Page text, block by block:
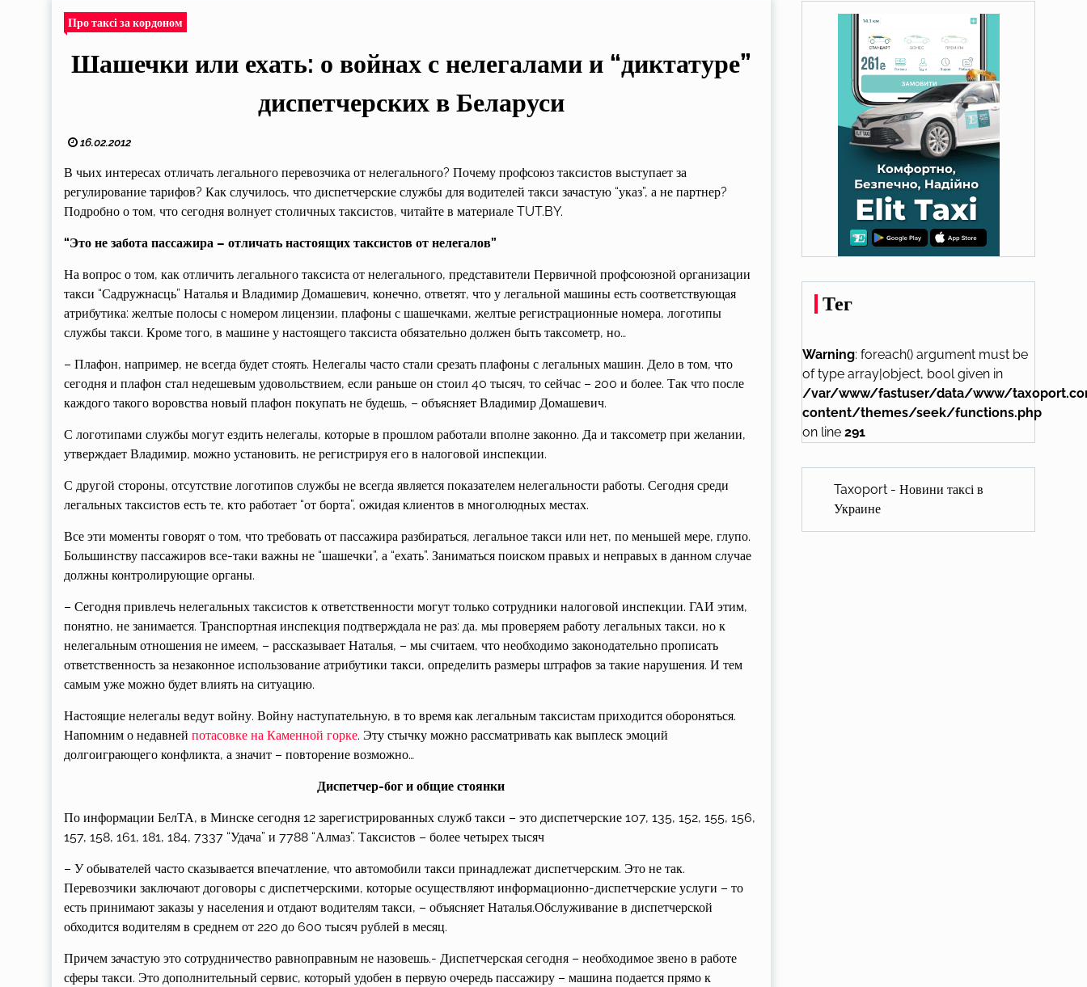
Про таксі за кордоном
Шашечки или ехать: о войнах с нелегалами и “диктатуре”
диспетчерских в Беларуси
16.02.2012
В чьих интересах отличать легального перевозчика от нелегального? Почему профсоюз таксистов выступает за
регулирование тарифов? Как случилось, что диспетчерские службы для водителей такси зачастую “указ”, а не партнер?
Подробно о том, что сегодня волнует столичных таксистов, читайте в материале TUT.BY.
“Это не забота пассажира – отличать настоящих таксистов от нелегалов”
На вопрос о том, как отличить легального таксиста от нелегального, представители Первичной профсоюзной организации
такси “Садружнасць” Наталья и Владимир Домашевич, конечно, ответят, что у легальной машины есть соответствующая
атрибутика: желтые полосы с номером лицензии, плафоны с шашечками, желтые регистрационные номера, логотипы
службы такси. Кроме того, в машине у настоящего таксиста обязательно должен быть таксометр, но…
– Плафон, например, не всегда будет стоять. Нелегалы часто стали срезать плафоны с легальных машин. Дело в том, что
сегодня и плафон стал недешевым удовольствием, если раньше он стоил 40 тысяч, то сейчас – 200 и более. Так что после
каждого такого воровства новый плафон покупать не будешь, – объясняет Владимир Домашевич.
С логотипами службы могут ездить нелегалы, которые в прошлом работали вполне законно. Да и таксометр при желании,
утверждает Владимир, можно установить, не регистрируя его в налоговой инспекции.
С другой стороны, отсутствие логотипов службы не всегда является показателем нелегальности работы. Сегодня среди
легальных таксистов есть те, кто работает “от борта”, ожидая клиентов в многолюдных местах.
Все эти моменты говорят о том, что требовать от пассажира разбираться, легальное такси или нет, по меньшей мере, глупо.
Большинству пассажиров все-таки важны не “шашечки”, а “ехать”. Заниматься поиском правых и неправых в данном случае
должны контролирующие органы.
– Сегодня привлечь нелегальных таксистов к ответственности могут только сотрудники налоговой инспекции. ГАИ этим,
понятно, не занимается. Транспортная инспекция подтверждала не раз: да, мы проверяем работу легальных такси, но к
нелегальным отношения не имеем, – рассказывает Наталья, – мы считаем, что необходимо законодательно прописать
ответственность за незаконное использование атрибутики такси, определить размеры штрафов за такие нарушения. И тем
самым уже можно будет влиять на ситуацию.
Настоящие нелегалы ведут войну. Войну наступательную, в то время как легальным таксистам приходится обороняться.
Напомним о недавней потасовке на Каменной горке. Эту стычку можно рассматривать как выплеск эмоций
долгоиграющего конфликта, а значит – повторение возможно…
Диспетчер-бог и общие стоянки
По информации БелТА, в Минске сегодня 12 зарегистрированных служб такси – это диспетчерские 107, 135, 152, 155, 156,
157, 158, 161, 181, 184, 7337 “Удача” и 7788 “Алмаз”. Таксистов – более четырех тысяч
– У обывателей часто сказывается впечатление, что автомобили такси принадлежат диспетчерским. Это не так.
Перевозчики заключают договоры с диспетчерскими, которые осуществляют информационно-диспетчерские услуги – то
есть принимают заказы у населения и отдают водителям такси, – объясняет Наталья.Обслуживание в диспетчерской
обходится водителям в среднем от 220 до 600 тысяч рублей в месяц.
Причем зачастую это сотрудничество равноправным не назовешь.- Диспетчерская сегодня – необходимое звено в работе
сферы такси. Это дополнительный сервис, который удобен в первую очередь пассажиру – машина подается прямо к
Тег
Warning: foreach() argument must be
of type array|object, bool given in
/var/www/fastuser/data/www/
content/themes/seek/functions.php
on line291
Taxoport - Новини таксі в
Украине